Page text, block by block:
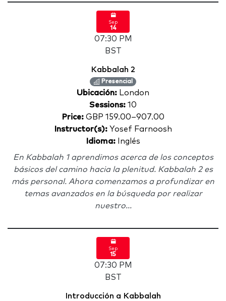
Sep
14
07:30 PM
BST
Kabbalah 2
Presencial
Ubicación: London
Sessions: 10
Price: GBP 159.00–907.00
Instructor(s): Yosef Farnoosh
Idioma: Inglés
En Kabbalah 1 aprendimos acerca de los conceptos
básicos del camino hacia la plenitud. Kabbalah 2 es
más personal. Ahora comenzamos a profundizar en
temas avanzados en la búsqueda por realizar
nuestro...
Sep
15
07:30 PM
BST
Introducción a Kabbalah